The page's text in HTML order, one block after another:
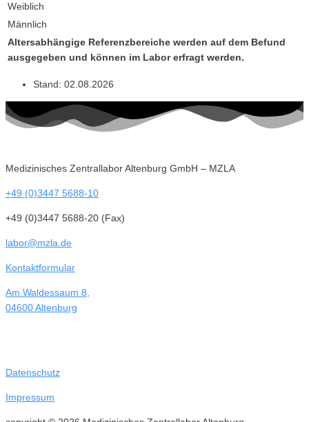
Altersabhängige Referenzbereiche werden auf dem Befund
ausgegeben und können im Labor erfragt werden.
Weiblich
Männlich
Stand: 02.08.2026
Medizinisches Zentrallabor Altenburg GmbH – MZLA
+49 (0)3447 5688-10
+49 (0)3447 5688-20 (Fax)
labor@mzla.de
Kontaktformular
Am Waldessaum 8,
04600 Altenburg
Datenschutz
Impressum